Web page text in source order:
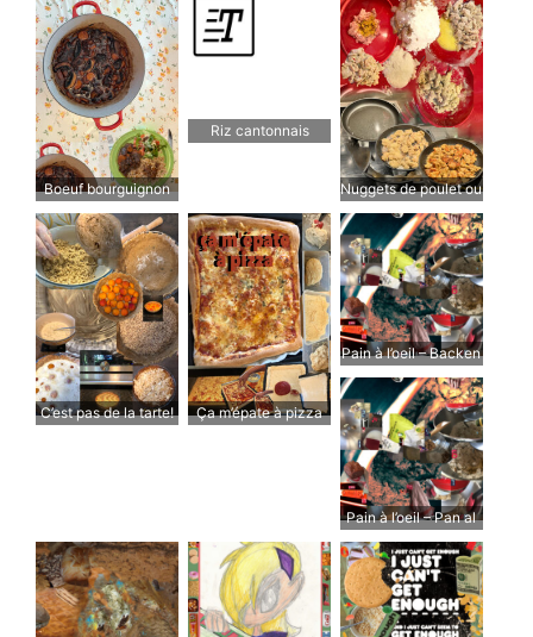
Boeuf bourguignon
Riz cantonnais
Nuggets de poulet ou
de porc
C’est pas de la tarte! Ça m’épate à pizza
Pain à l’oeil – Backen
Brot nach Augenmaß
Pain à l’oeil – Pan al
ojo